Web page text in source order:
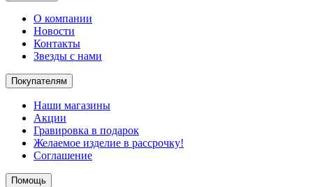
О компании
Новости
Контакты
Звезды с нами
Покупателям
Наши магазины
Акции
Гравировка в подарок
Желаемое изделие в рассрочку!
Соглашение
Помощь